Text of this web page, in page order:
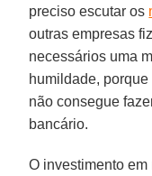
preciso escutar os
outras empresas
necessários uma
humildade,
não consegue
bancário.
O investimento